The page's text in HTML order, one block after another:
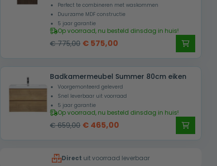
Perfect te combineren met waskommen
Duurzame MDF constructie
5 jaar garantie
Op voorraad, nu besteld dinsdag in huis!
€775,00 Oorspronkelijke
was:
€ 775,00.
€ 575,00
is:
€ 575,00.
Badkamermeubel Summer 80cm eiken
Voorgemonteerd geleverd
Snel leverbaar uit voorraad
5 jaar garantie
Op voorraad, nu besteld dinsdag in huis!
€659,00 Oorspronkelijke
€ 659,00.
€ 465,00
€ 465,00.
Direct uit voorraad leverbaar